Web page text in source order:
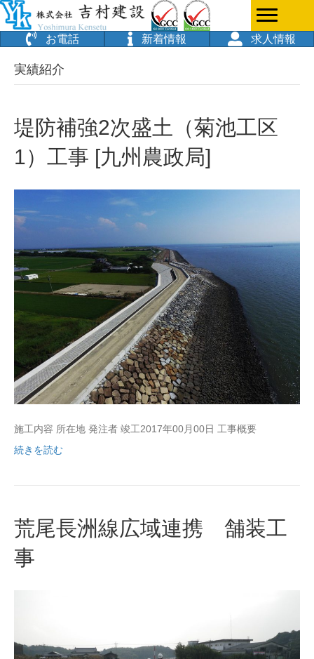
お電話 新着情報 求人情報
実績紹介
堤防補強2次盛土（菊池工区
1）工事 [九州農政局]
施工内容 所在地 発注者 竣工2017年00月00日 工事概要
続きを読む
荒尾長洲線広域連携 舗装工
事